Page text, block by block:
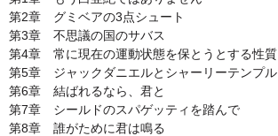
第2章 グミベアの3点シュート
第3章 不思議の国のサバス
第4章 常に現在の運動状態を保とうとする性質
第5章 ジャックダニエルとシャーリーテンプル
第6章 結ばれるなら、君と
第7章 シールドのスパゲッティを踏んで
第8章 誰がために君は鳴る